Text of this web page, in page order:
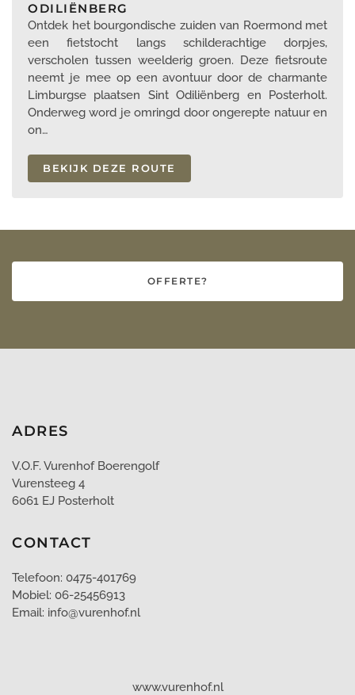
ODILIËNBERG
Ontdek het bourgondische zuiden van Roermond met
een fietstocht langs schilderachtige dorpjes,
verscholen tussen weelderig groen. Deze fietsroute
neemt je mee op een avontuur door de charmante
Limburgse plaatsen Sint Odiliënberg en Posterholt.
Onderweg word je omringd door ongerepte natuur en
on…
BEKIJK DEZE ROUTE
OFFERTE?
ADRES
V.O.F. Vurenhof Boerengolf
Vurensteeg 4
6061 EJ Posterholt
CONTACT
Telefoon: 0475-401769
Mobiel: 06-25456913
Email: info@vurenhof.nl
www.vurenhof.nl